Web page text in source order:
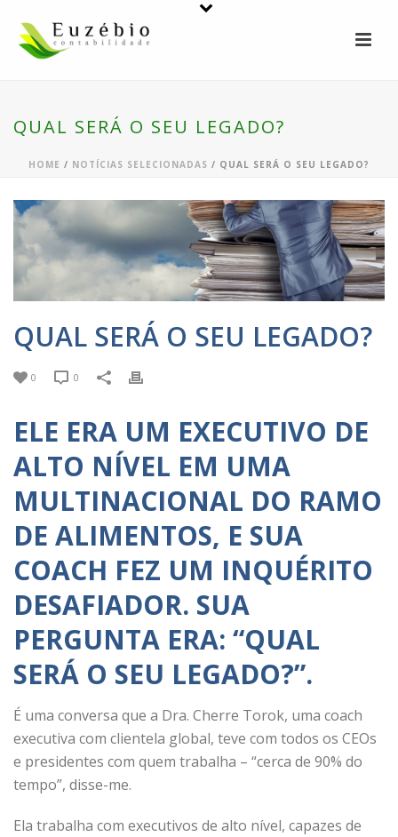
QUAL SERÁ O SEU LEGADO?
HOME / NOTÍCIAS SELECIONADAS / QUAL SERÁ O SEU LEGADO?
QUAL SERÁ O SEU LEGADO?
0 0
ELE ERA UM EXECUTIVO DE
ALTO NÍVEL EM UMA
MULTINACIONAL DO RAMO
DE ALIMENTOS, E SUA
COACH FEZ UM INQUÉRITO
DESAFIADOR. SUA
PERGUNTA ERA: “QUAL
SERÁ O SEU LEGADO?”.
É uma conversa que a Dra. Cherre Torok, uma coach
executiva com clientela global, teve com todos os CEOs
e presidentes com quem trabalha – “cerca de 90% do
tempo”, disse-me.
Ela trabalha com executivos de alto nível, capazes de